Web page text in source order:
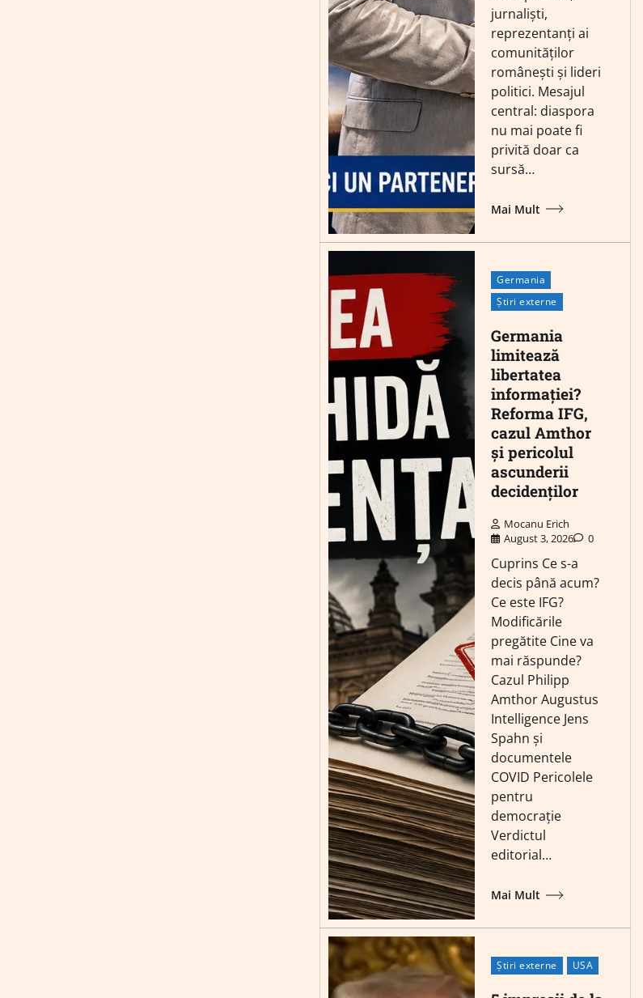
jurnaliști,
reprezentanți ai
comunităților
românești și lideri
politici. Mesajul
central: diaspora
nu mai poate fi
privită doar ca
sursă…
Mai Mult
Germania
Știri externe
Germania
limitează
libertatea
informației?
Reforma IFG,
cazul Amthor
și pericolul
ascunderii
decidenților
Mocanu Erich
August 3, 2026
0
Cuprins Ce s-a
decis până acum?
Ce este IFG?
Modificările
pregătite Cine va
mai răspunde?
Cazul Philipp
Amthor Augustus
Intelligence Jens
Spahn și
documentele
COVID Pericolele
pentru
democrație
Verdictul
editorial…
Mai Mult
Știri externe USA